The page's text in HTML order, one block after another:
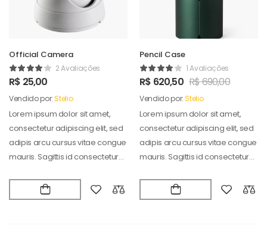
Official Camera
2 Avaliações
R$ 25,00
Vendido por:Stelio
Lorem ipsum dolor sit amet,
consectetur adipiscing elit, sed
adipis arcu cursus vitae congue
mauris. Sagittis id consectetur
Pencil Case
1 Avaliações
R$ 620,50 R$690,00
Vendido por:Stelio
Lorem ipsum dolor sit amet,
consectetur adipiscing elit, sed
adipis arcu cursus vitae congue
mauris. Sagittis id consectetur